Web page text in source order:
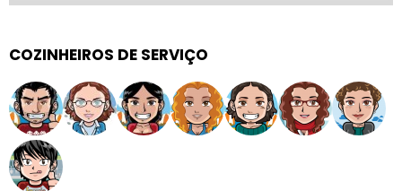
COZINHEIROS DE SERVIÇO